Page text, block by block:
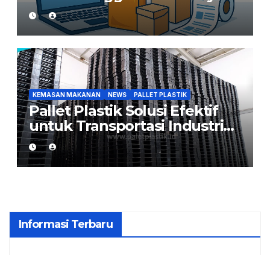
Permintaan Converting di
Indonesia
KEMASAN MAKANAN NEWS PALLET PLASTIK
Pallet Plastik Solusi Efektif
untuk Transportasi Industri
Flexible Packaging
Informasi Terbaru